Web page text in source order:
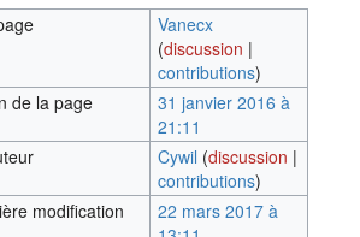
Vanecx
(discussion |
contributions)
de la page
31 janvier 2016 à
21:11
Cywil (discussion |
contributions)
modification
22 mars 2017 à